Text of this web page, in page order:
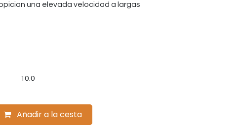
una elevada velocidad a largas
10.0
Añadir a la cesta